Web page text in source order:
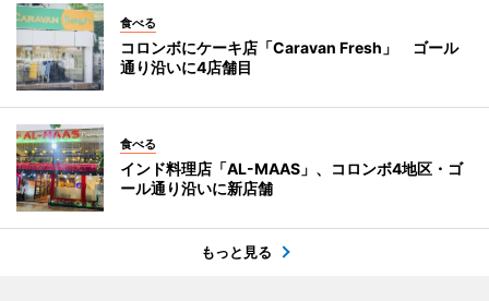
食べる
コロンボにケーキ店「Caravan Fresh」 ゴール
通り沿いに4店舗目
食べる
インド料理店「AL-MAAS」、コロンボ4地区・ゴ
ール通り沿いに新店舗
もっと見る